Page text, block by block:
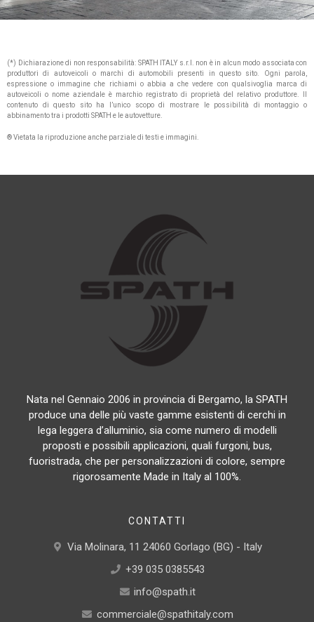
(*) Dichiarazione di non responsabilità: SPATH ITALY s.r.l. non è in alcun modo associata con
produttori di autoveicoli o marchi di automobili presenti in questo sito. Ogni parola,
espressione o immagine che richiami o abbia a che vedere con qualsivoglia marca di
autoveicoli o nome aziendale è marchio registrato di proprietà del relativo produttore. Il
contenuto di questo sito ha l’unico scopo di mostrare le possibilità di montaggio o
abbinamento tra i prodotti SPATH e le autovetture.
® Vietata la riproduzione anche parziale di testi e immagini.
Nata nel Gennaio 2006 in provincia di Bergamo, la SPATH
produce una delle più vaste gamme esistenti di cerchi in
lega leggera d’alluminio, sia come numero di modelli
proposti e possibili applicazioni, quali furgoni, bus,
fuoristrada, che per personalizzazioni di colore, sempre
rigorosamente Made in Italy al 100%.
CONTATTI
Via Molinara, 11 24060 Gorlago (BG) - Italy
+39 035 0385543
info@spath.it
commerciale@spathitaly.com